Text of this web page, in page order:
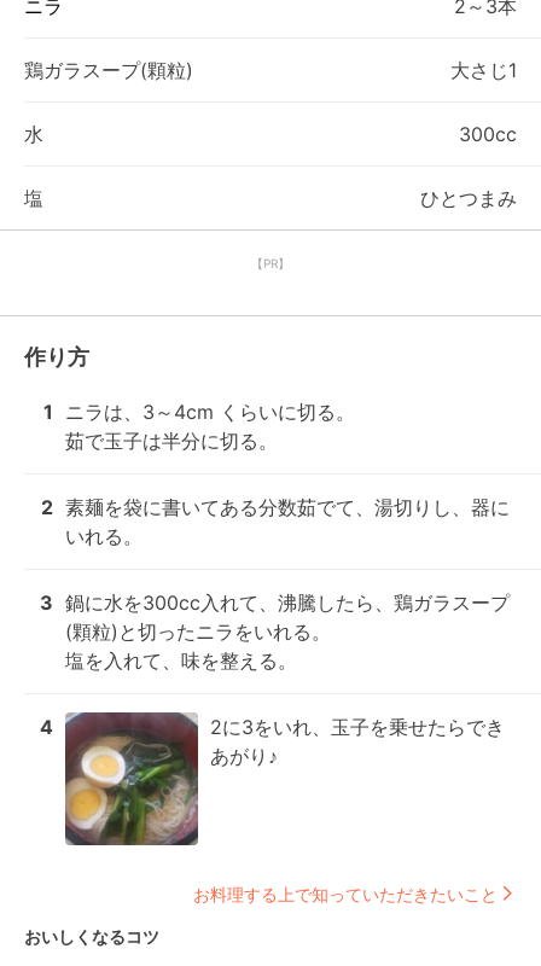
ニラ 2～3本
鶏ガラスープ(顆粒) 大さじ1
水 300cc
塩 ひとつまみ
【PR】
作り方
1
ニラは、3～4cm くらいに切る。
茹で玉子は半分に切る。
2 素麺を袋に書いてある分数茹でて、湯切りし、器に
いれる。
3 鍋に水を300cc入れて、沸騰したら、鶏ガラスープ
(顆粒)と切ったニラをいれる。
塩を入れて、味を整える。
4
2に3をいれ、玉子を乗せたらでき
あがり♪
お料理する上で知っていただきたいこと
おいしくなるコツ